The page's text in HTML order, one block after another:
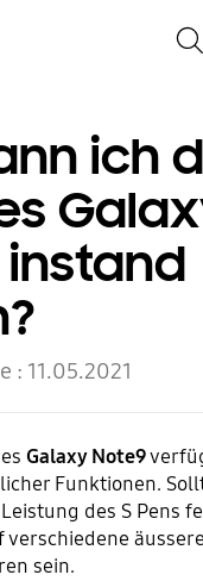
ich
instand
: 11.05.2021
Galaxy Note9
Funktionen.
des S Pens
verschiedene
sein.